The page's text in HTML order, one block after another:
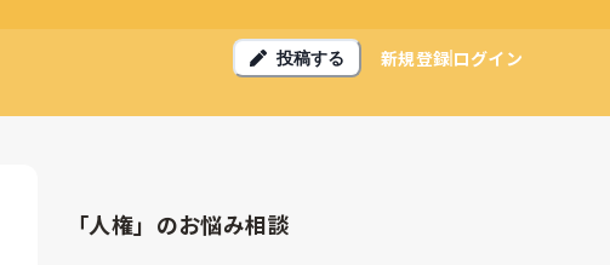
投稿する 新規登録ログイン
「人権」のお悩み相談